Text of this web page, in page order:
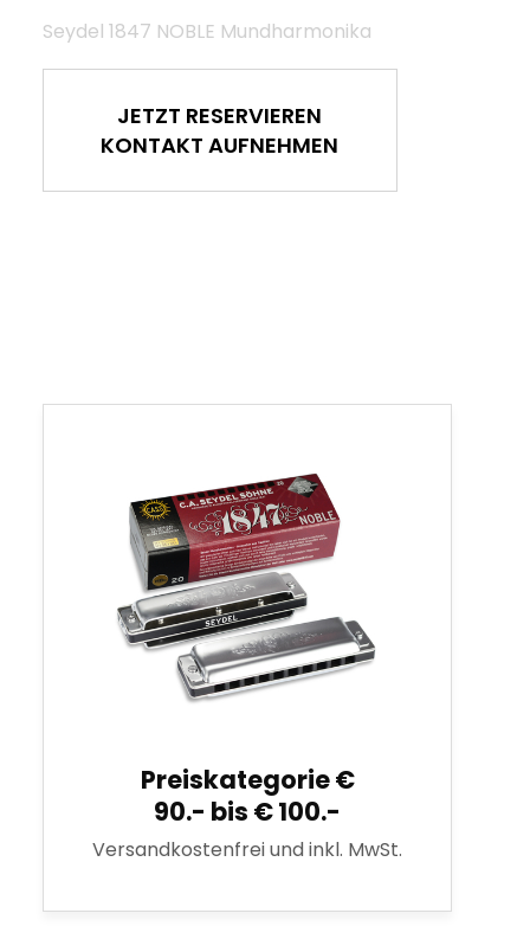
Seydel 1847 NOBLE Mundharmonika
JETZT RESERVIEREN
KONTAKT AUFNEHMEN
Preiskategorie €
90.- bis € 100.-
Versandkostenfrei und inkl. MwSt.